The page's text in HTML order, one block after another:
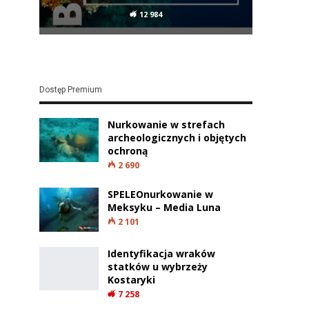
12 984
Dostęp Premium
Nurkowanie w strefach
archeologicznych i objętych
ochroną
2 690
SPELEOnurkowanie w
Meksyku – Media Luna
2 101
Identyfikacja wraków
statków u wybrzeży
Kostaryki
7 258